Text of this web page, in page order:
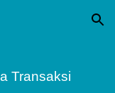
Skip to navigation
Transaksi